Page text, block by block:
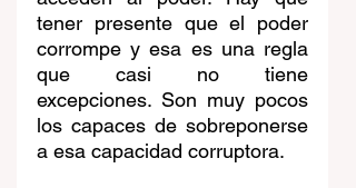
tener presente que el poder
corrompe y esa es una regla
que casi no tiene
excepciones. Son muy pocos
los capaces de sobreponerse
a esa capacidad corruptora.